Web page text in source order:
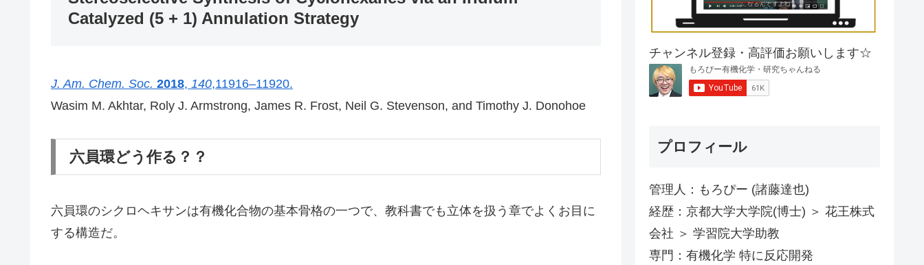
Catalyzed (5 + 1) Annulation Strategy
J. Am. Chem. Soc. 2018, 140,11916–11920.
Wasim M. Akhtar, Roly J. Armstrong, James R. Frost, Neil G. Stevenson, and Timothy J. Donohoe
六員環どう作る？？
六員環のシクロヘキサンは有機化合物の基本骨格の一つで、教科書でも立体を扱う章でよくお目に
する構造だ。
チャンネル登録・高評価お願いします☆
プロフィール
管理人：もろぴー (諸藤達也)
経歴：京都大学大学院(博士) ＞ 花王株式
会社 ＞ 学習院大学助教
専門：有機化学 特に反応開発